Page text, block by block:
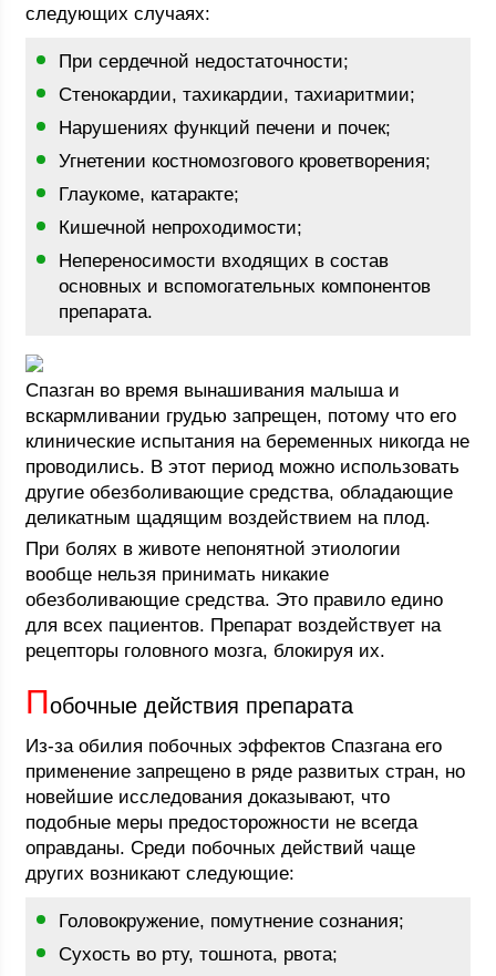
следующих случаях:
При сердечной недостаточности;
Стенокардии, тахикардии, тахиаритмии;
Нарушениях функций печени и почек;
Угнетении костномозгового кроветворения;
Глаукоме, катаракте;
Кишечной непроходимости;
Непереносимости входящих в состав
основных и вспомогательных компонентов
препарата.
Спазган во время вынашивания малыша и
вскармливании грудью запрещен, потому что его
клинические испытания на беременных никогда не
проводились. В этот период можно использовать
другие обезболивающие средства, обладающие
деликатным щадящим воздействием на плод.
При болях в животе непонятной этиологии
вообще нельзя принимать никакие
обезболивающие средства. Это правило едино
для всех пациентов. Препарат воздействует на
рецепторы головного мозга, блокируя их.
Побочные действия препарата
Из-за обилия побочных эффектов Спазгана его
применение запрещено в ряде развитых стран, но
новейшие исследования доказывают, что
подобные меры предосторожности не всегда
оправданы. Среди побочных действий чаще
других возникают следующие:
Головокружение, помутнение сознания;
Сухость во рту, тошнота, рвота;